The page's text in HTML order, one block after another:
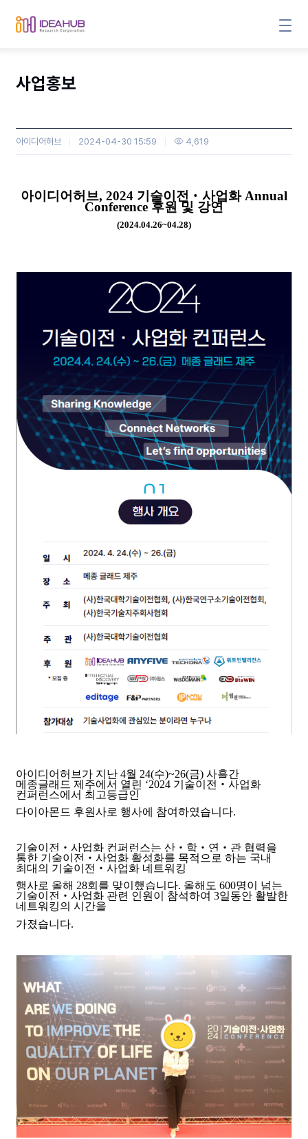
사업홍보
아이디어허브 2024-04-30 15:59
4,619
아이디어허브, 2024 기술이전 ‧ 사업화 Annual
Conference 후원 및 강연
(2024.04.26~04.28)
아이디어허브가 지난 4월 24(수)~26(금) 사흘간
메종글래드 제주에서 열린 ‘2024 기술이전 ‧ 사업화
컨퍼런스에서 최고등급인
다이아몬드 후원사로 행사에 참여하였습니다.
기술이전 ‧사업화 컨퍼런스는 산 ‧학 ‧연 ‧관 협력을
통한 기술이전 ‧사업화 활성화를 목적으로 하는 국내
최대의 기술이전 ‧사업화 네트워킹
행사로 올해 28회를 맞이했습니다. 올해도 600명이 넘는
기술이전 ‧사업화 관련 인원이 참석하여 3일동안 활발한
네트워킹의 시간을
가졌습니다.